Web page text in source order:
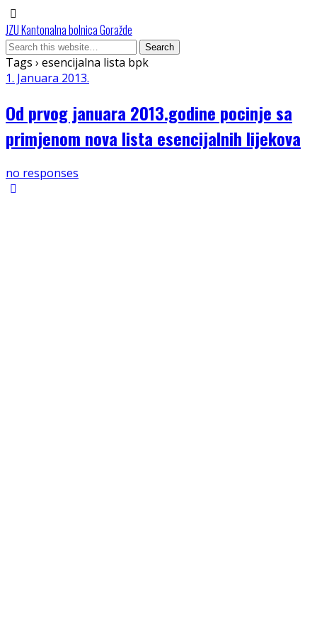
JZU Kantonalna bolnica Goražde
Tags › esencijalna lista bpk
1. Januara 2013.
Od prvog januara 2013.godine pocinje sa
primjenom nova lista esencijalnih lijekova
no responses